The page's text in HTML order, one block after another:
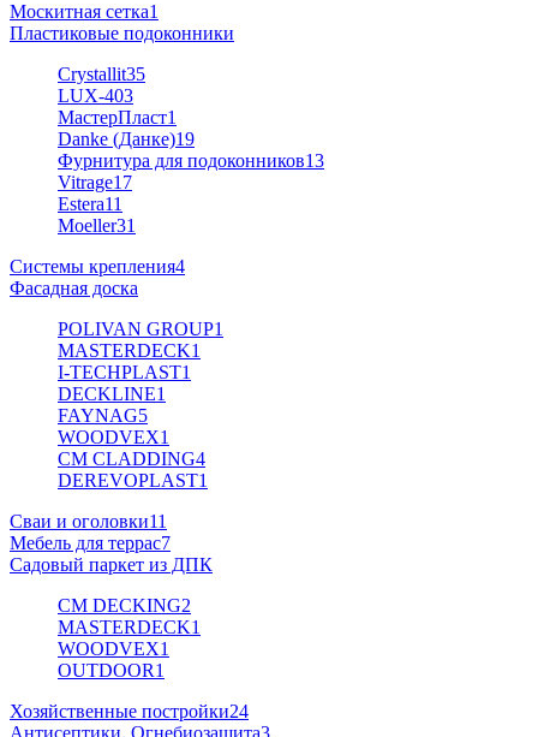
Москитная сетка1
Пластиковые подоконники
Crystallit35
LUX-403
МастерПласт1
Danke (Данке)19
Фурнитура для подоконников13
Vitrage17
Estera11
Moeller31
Системы крепления4
Фасадная доска
POLIVAN GROUP1
MASTERDECK1
I-TECHPLAST1
DECKLINE1
FAYNAG5
WOODVEX1
CM CLADDING4
DEREVOPLAST1
Сваи и оголовки11
Мебель для террас7
Садовый паркет из ДПК
CM DECKING2
MASTERDECK1
WOODVEX1
OUTDOOR1
Хозяйственные постройки24